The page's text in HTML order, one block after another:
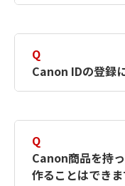
択したサー
簡単に作成で
Canon IDの
Q
Canon IDの登録
Q
Canon商品を持
作ることはできま